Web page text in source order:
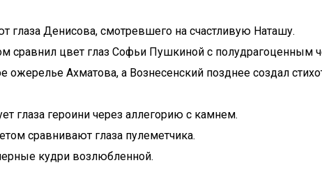
глаза Денисова, смотревшего на счастливую Наташу.
сравнил цвет глаз Софьи Пушкиной с полудрагоценным
ожерелье Ахматова, а Вознесенский позднее создал
глаза героини через аллегорию с камнем.
сравнивают глаза пулеметчика.
кудри возлюбленной.